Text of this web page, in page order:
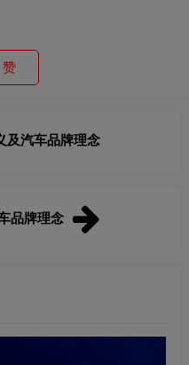
赞
及汽车品牌理念
品牌理念